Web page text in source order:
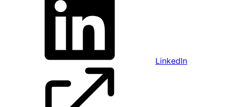
LinkedIn